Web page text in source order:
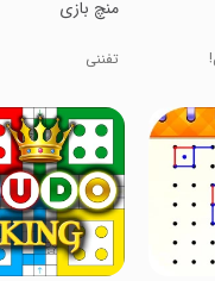
‏منچ بازی
تفننی